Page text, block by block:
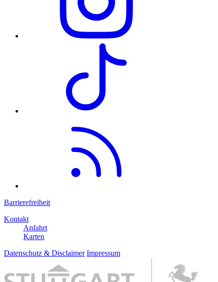
Barrierefreiheit
Kontakt
Anfahrt
Karten
Datenschutz & Disclaimer Impressum